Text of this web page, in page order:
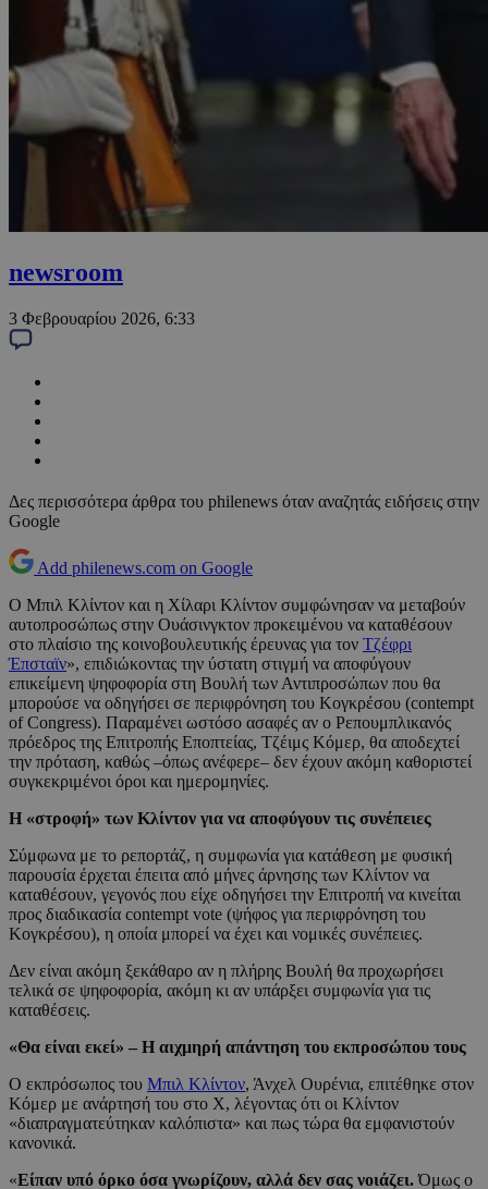
newsroom
3 Φεβρουαρίου 2026, 6:33
Δες περισσότερα άρθρα του philenews όταν αναζητάς ειδήσεις στην
Google
Add philenews.com on Google
Ο Μπιλ Κλίντον και η Χίλαρι Κλίντον συμφώνησαν να μεταβούν
αυτοπροσώπως στην Ουάσινγκτον προκειμένου να καταθέσουν
στο πλαίσιο της κοινοβουλευτικής έρευνας για τον Τζέφρι
Έπσταϊν», επιδιώκοντας την ύστατη στιγμή να αποφύγουν
επικείμενη ψηφοφορία στη Βουλή των Αντιπροσώπων που θα
μπορούσε να οδηγήσει σε περιφρόνηση του Κογκρέσου (contempt
of Congress). Παραμένει ωστόσο ασαφές αν ο Ρεπουμπλικανός
πρόεδρος της Επιτροπής Εποπτείας, Τζέιμς Κόμερ, θα αποδεχτεί
την πρόταση, καθώς –όπως ανέφερε– δεν έχουν ακόμη καθοριστεί
συγκεκριμένοι όροι και ημερομηνίες.
Η «στροφή» των Κλίντον για να αποφύγουν τις συνέπειες
Σύμφωνα με το ρεπορτάζ, η συμφωνία για κατάθεση με φυσική
παρουσία έρχεται έπειτα από μήνες άρνησης των Κλίντον να
καταθέσουν, γεγονός που είχε οδηγήσει την Επιτροπή να κινείται
προς διαδικασία contempt vote (ψήφος για περιφρόνηση του
Κογκρέσου), η οποία μπορεί να έχει και νομικές συνέπειες.
Δεν είναι ακόμη ξεκάθαρο αν η πλήρης Βουλή θα προχωρήσει
τελικά σε ψηφοφορία, ακόμη κι αν υπάρξει συμφωνία για τις
καταθέσεις.
«Θα είναι εκεί» – Η αιχμηρή απάντηση του εκπροσώπου τους
Ο εκπρόσωπος του Μπιλ Κλίντον, Άνχελ Ουρένια, επιτέθηκε στον
Κόμερ με ανάρτησή του στο X, λέγοντας ότι οι Κλίντον
«διαπραγματεύτηκαν καλόπιστα» και πως τώρα θα εμφανιστούν
κανονικά.
«Είπαν υπό όρκο όσα γνωρίζουν, αλλά δεν σας νοιάζει.Όμως ο